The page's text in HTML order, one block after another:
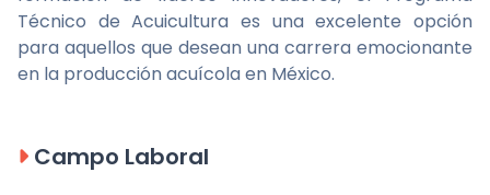
Técnico de Acuicultura es una excelente opción
para aquellos que desean una carrera emocionante
en la producción acuícola en México.
Campo Laboral